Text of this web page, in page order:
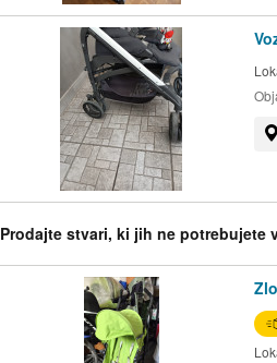
Prodajte stvari, ki jih ne potrebujete